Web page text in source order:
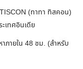
(ทาทา ทิสคอน)
เทศอินเดีย
ภายใน 48 ชม. (สำหรับ